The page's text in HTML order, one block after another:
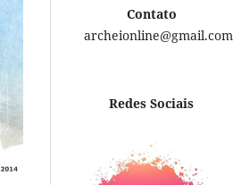
Contato
archeionline@gmail.com
Redes Sociais